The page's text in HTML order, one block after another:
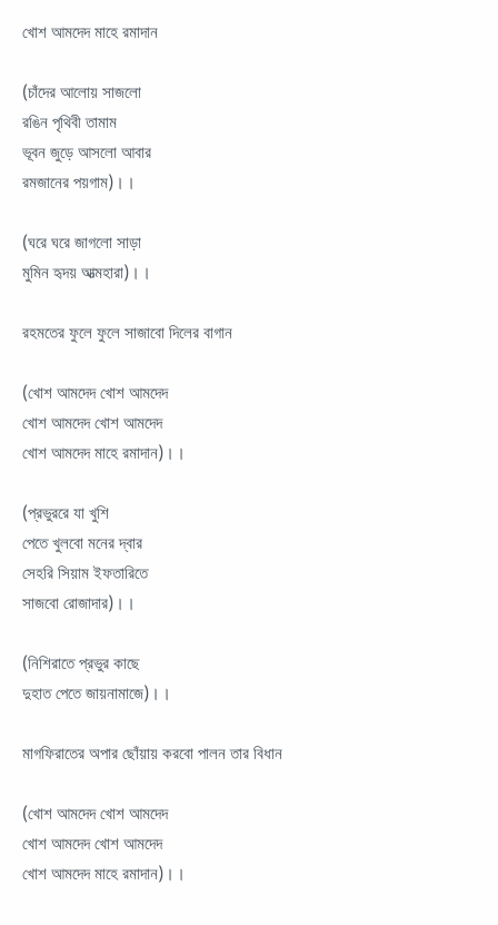
খোশ আমদেদ মাহে রমাদান
(চাঁদের আলোয় সাজলো
রঙিন পৃথিবী তামাম
ভূবন জুড়ে আসলো আবার
রমজানের পয়গাম)।।
(ঘরে ঘরে জাগলো সাড়া
মুমিন হৃদয় আত্মহারা)।।
রহমতের ফুলে ফুলে সাজাবো দিলের বাগান
(খোশ আমদেদ খোশ আমদেদ
খোশ আমদেদ খোশ আমদেদ
খোশ আমদেদ মাহে রমাদান)।।
(প্রভুররে যা খুশি
পেতে খুলবো মনের দ্বার
সেহরি সিয়াম ইফতারিতে
সাজবো রোজাদার)।।
(নিশিরাতে প্রভুর কাছে
দুহাত পেতে জায়নামাজে)।।
মাগফিরাতের অপার ছোঁয়ায় করবো পালন তার বিধান
(খোশ আমদেদ খোশ আমদেদ
খোশ আমদেদ খোশ আমদেদ
খোশ আমদেদ মাহে রমাদান)।।